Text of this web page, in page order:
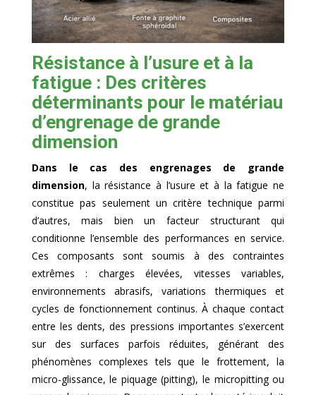
Résistance à l’usure et à la
fatigue : Des critères
déterminants pour le matériau
d’engrenage de grande
dimension
Dans le cas des engrenages de grande
dimension, la résistance à l’usure et à la fatigue ne
constitue pas seulement un critère technique parmi
d’autres, mais bien un facteur structurant qui
conditionne l’ensemble des performances en service.
Ces composants sont soumis à des contraintes
extrêmes : charges élevées, vitesses variables,
environnements abrasifs, variations thermiques et
cycles de fonctionnement continus. À chaque contact
entre les dents, des pressions importantes s’exercent
sur des surfaces parfois réduites, générant des
phénomènes complexes tels que le frottement, la
micro-glissance, le piquage (pitting), le micropitting ou